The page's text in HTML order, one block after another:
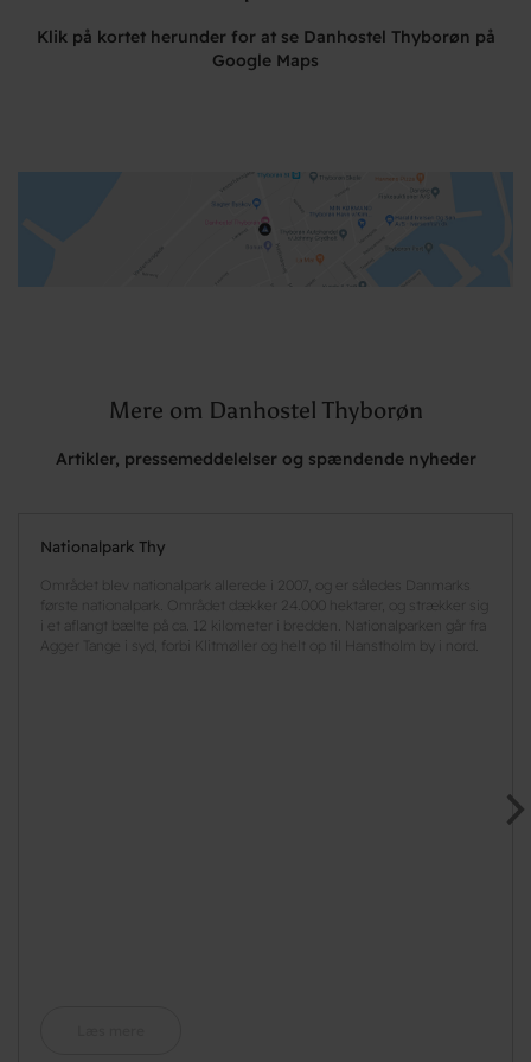
Klik på kortet herunder for at se Danhostel Thyborøn på
Google Maps
Mere om Danhostel Thyborøn
Artikler, pressemeddelelser og spændende nyheder
Nationalpark Thy
Området blev nationalpark allerede i 2007, og er således Danmarks
første nationalpark. Området dækker 24.000 hektarer, og strækker sig
i et aflangt bælte på ca. 12 kilometer i bredden. Nationalparken går fra
Agger Tange i syd, forbi Klitmøller og helt op til Hanstholm by i nord.